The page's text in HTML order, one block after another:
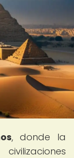
, donde la